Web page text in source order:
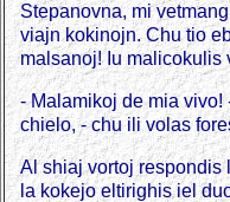
Stepanovna, mi
viajn kokinojn. Chu tio
malsanoj! Iu malicokulis
- Malamikoj de mia
chielo, - chu ili volas
Al shiaj vortoj respondis
la kokejo eltirighis iel